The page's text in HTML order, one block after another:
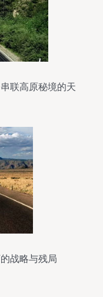
联高原秘境的天
战略与残局